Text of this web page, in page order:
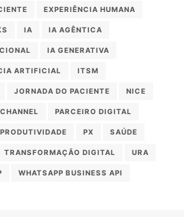
EXPERIÊNCIA HUMANA
IA IA AGÊNTICA
IA GENERATIVA
ARTIFICIAL ITSM
JORNADA DO PACIENTE NICE
PARCEIRO DIGITAL
PRODUTIVIDADE PX SAÚDE
TRANSFORMAÇÃO DIGITAL URA
WHATSAPP BUSINESS API